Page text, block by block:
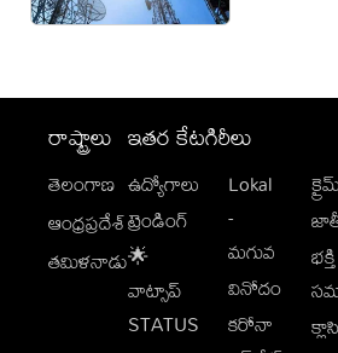
రాష్ట్రాలు
తెలంగాణ
ఆంధ్రప్రదేశ్
తమిళనాడు
ఇతర కేటగిరీలు
ఉద్యోగాలు
ట్రెండింగ్
🌟
వాట్సాప్
STATUS
Lokal
-
మగువ
వినోదం
కరోనా
క్రైమ్
భక్తి